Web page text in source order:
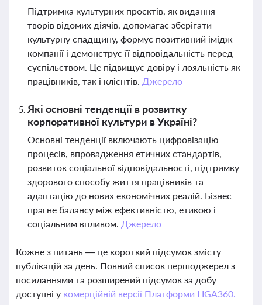
Підтримка культурних проєктів, як видання
творів відомих діячів, допомагає зберігати
культурну спадщину, формує позитивний імідж
компанії і демонструє її відповідальність перед
суспільством. Це підвищує довіру і лояльність як
працівників, так і клієнтів. Джерело
Які основні тенденції в розвитку
корпоративної культури в Україні?
Основні тенденції включають цифровізацію
процесів, впровадження етичних стандартів,
розвиток соціальної відповідальності, підтримку
здорового способу життя працівників та
адаптацію до нових економічних реалій. Бізнес
прагне балансу між ефективністю, етикою і
соціальним впливом. Джерело
Кожне з питань — це короткий підсумок змісту
публікацій за день. Повний список першоджерел з
посиланнями та розширений підсумок за добу
доступні у комерційній версії Платформи LIGA360.